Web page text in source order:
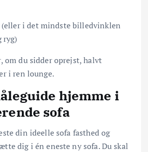
i det mindste billedvinklen
ryg)
om du sidder oprejst, halvt
i ren lounge.
hjemme i
sofa
din ideelle sofa fasthed og
dig i én eneste ny sofa. Du skal